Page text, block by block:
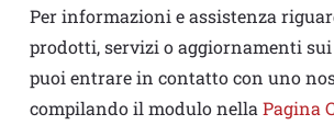
Per informazioni e assistenza
prodotti, servizi o aggiornamenti
puoi entrare in contatto con uno
compilando il modulo nella Pagina